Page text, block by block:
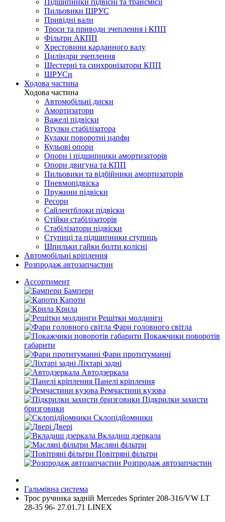
Підшипники підвісні та трансмісії
Пильовики ШРУС
Привідні вали
Троси та приводи зчеплення і КПП
Фільтри АКПП
Хрестовини карданного валу
Циліндри зчеплення
Шестерні та синхронізатори КПП
ШРУСи
Ходова частина
Ходова частина
Автомобільні диски
Амортизатори
Важелі підвіски
Втулки стабілізатора
Кулаки поворотні цапфи
Кульові опори
Опори і підшипники амортизаторів
Опори двигуна та КПП
Пильовики та відбійники амортизаторів
Пневмопідвіска
Пружини підвіски
Ресори
Сайлентблоки підвіски
Стійки стабілізаторів
Стабілізатори підвіски
Ступиці та підшипники ступиць
Шпильки гайки болти колісні
Автомобільні кріплення
Розпродаж автозапчастин
Ассортимент
Бампери
Капоти
Крила
Решітки молдинги
Фари головного світла
Покажчики поворотів
габарити
Фари протитуманні
Ліхтарі задні
Автодзеркала
Панелі кріплення
Ремчастини кузова
Підкрилки захисти
бризговики
Склопідйомники
Двері
Вкладиш дзеркала
Масляні фільтри
Повітряні фільтри
Розпродаж автозапчастин
Гальмівна система
Трос ручника задній Mercedes Sprinter 208-316/VW LT
28-35 96- 27.01.71 LINEX